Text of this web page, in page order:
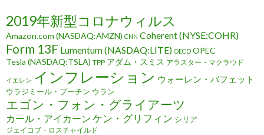
2019年新型コロナウィルス
Amazon.com (NASDAQ:AMZN) CNN Coherent (NYSE:COHR)
Form 13F Lumentum (NASDAQ:LITE) OECD OPEC
Tesla (NASDAQ:TSLA) TPP アダム・スミス アラスター・マクラウド
イエレン インフレーション ウォーレン・バフェット
ウラジミール・プーチン ウラン
エゴン・フォン・グライアーツ
カール・アイカーン ケン・グリフィン シリア
ジェイコブ・ロスチャイルド